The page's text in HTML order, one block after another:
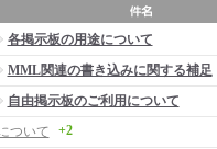
各掲示板の用途について
MML関連の書き込みに関する補足
自由掲示板のご利用について
ついて
+2